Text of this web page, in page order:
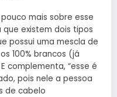
mais sobre esse
que existem dois tipos
possui uma mescla de
100% brancos (já
complementa, “esse é
pois nele a pessoa
de cabelo